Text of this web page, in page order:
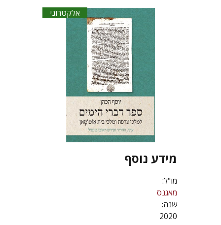
אלקטרוני
מידע נוסף
מו"ל:
מאגנס
שנה:
2020